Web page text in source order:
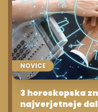
NOVICE
3 horoskopska
najverjetneje